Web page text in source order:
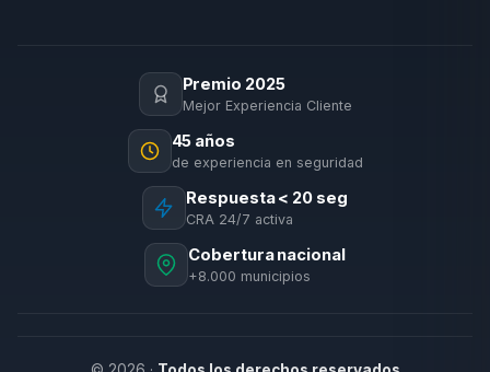
Premio 2025
Mejor Experiencia Cliente
45 años
de experiencia en seguridad
Respuesta < 20 seg
CRA 24/7 activa
Cobertura nacional
+8.000 municipios